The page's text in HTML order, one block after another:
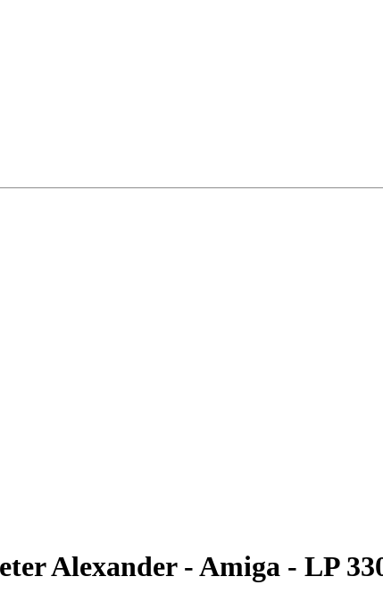
Alexander - Amiga - LP